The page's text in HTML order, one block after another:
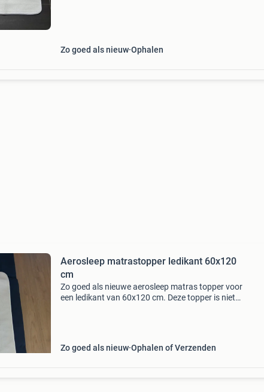
Zo goed als nieuw Ophalen
Aerosleep matrastopper ledikant 60x120
cm
Zo goed als nieuwe aerosleep matras topper voor
een ledikant van 60x120 cm. Deze topper is niet
Zo goed als nieuw Ophalen of Verzenden